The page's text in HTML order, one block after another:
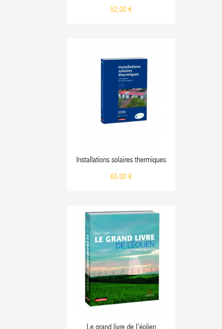
52,00 €
Installations solaires thermiques
65,00 €